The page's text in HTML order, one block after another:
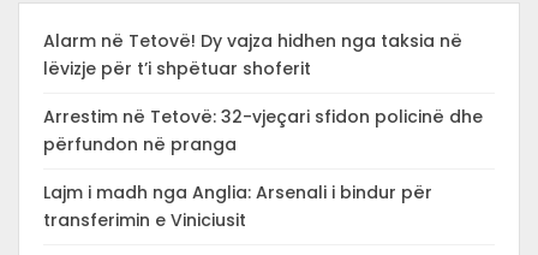
Alarm në Tetovë! Dy vajza hidhen nga taksia në
lëvizje për t’i shpëtuar shoferit
Arrestim në Tetovë: 32-vjeçari sfidon policinë dhe
përfundon në pranga
Lajm i madh nga Anglia: Arsenali i bindur për
transferimin e Viniciusit